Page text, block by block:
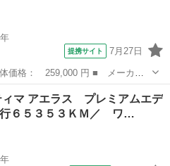
提携サイト 7月27日
マＬ ■ グレード名： アエラ
Ｄ 保証付き 両側電動スライド
ィマ アエラス プレミアムエデ
行６５３５３ＫＭ／ ワ…